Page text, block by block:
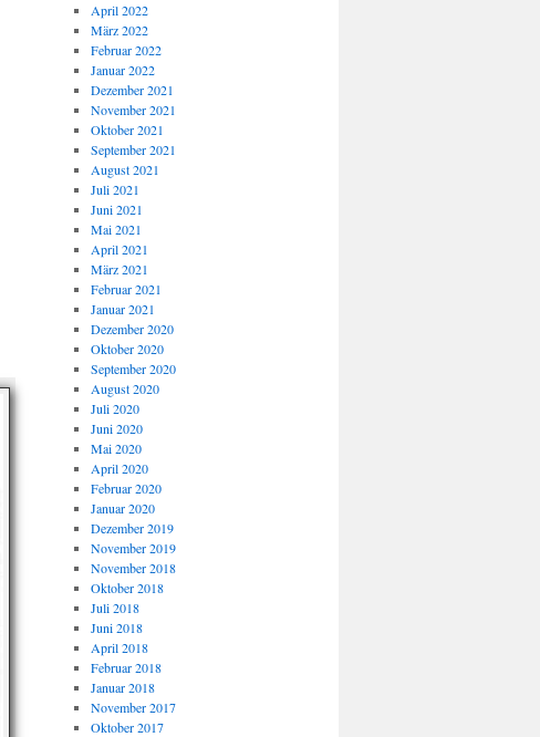
April 2022
März 2022
Februar 2022
Januar 2022
Dezember 2021
November 2021
Oktober 2021
September 2021
August 2021
Juli 2021
Juni 2021
Mai 2021
April 2021
März 2021
Februar 2021
Januar 2021
Dezember 2020
Oktober 2020
September 2020
August 2020
Juli 2020
Juni 2020
Mai 2020
April 2020
Februar 2020
Januar 2020
Dezember 2019
November 2019
November 2018
Oktober 2018
Juli 2018
Juni 2018
April 2018
Februar 2018
Januar 2018
November 2017
Oktober 2017